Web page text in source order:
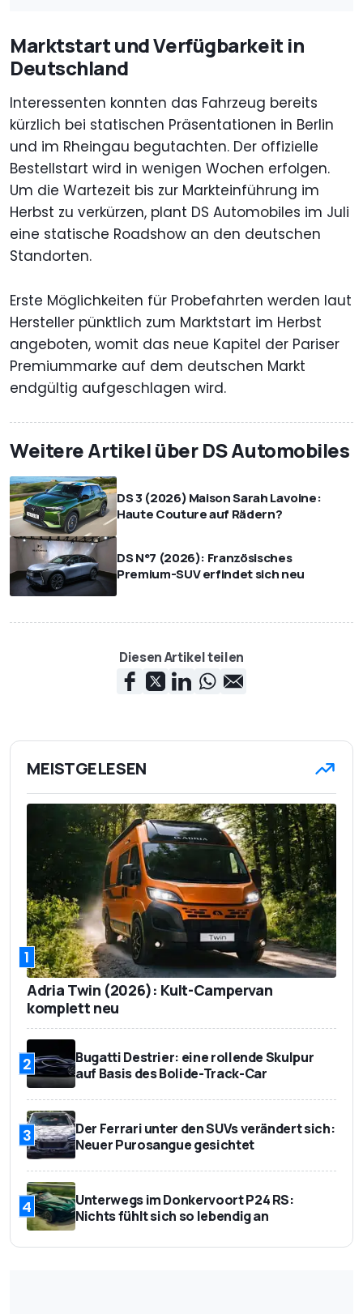
Marktstart und Verfügbarkeit in
Deutschland
Interessenten konnten das Fahrzeug bereits
kürzlich bei statischen Präsentationen in Berlin
und im Rheingau begutachten. Der offizielle
Bestellstart wird in wenigen Wochen erfolgen.
Um die Wartezeit bis zur Markteinführung im
Herbst zu verkürzen, plant DS Automobiles im Juli
eine statische Roadshow an den deutschen
Standorten.
Erste Möglichkeiten für Probefahrten werden laut
Hersteller pünktlich zum Marktstart im Herbst
angeboten, womit das neue Kapitel der Pariser
Premiummarke auf dem deutschen Markt
endgültig aufgeschlagen wird.
Weitere Artikel über DS Automobiles
DS 3 (2026) Maison Sarah Lavoine:
Haute Couture auf Rädern?
DS N°7 (2026): Französisches
Premium-SUV erfindet sich neu
Diesen Artikel teilen
MEISTGELESEN
1
Adria Twin (2026): Kult-Campervan
komplett neu
2
Bugatti Destrier: eine rollende Skulpur
auf Basis des Bolide-Track-Car
3
Der Ferrari unter den SUVs verändert sich:
Neuer Purosangue gesichtet
4
Unterwegs im Donkervoort P24 RS:
Nichts fühlt sich so lebendig an